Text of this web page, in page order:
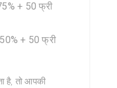
+ 50 फ्री
+ 50 फ्री
है, तो आपकी